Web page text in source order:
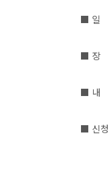
■ 일
■ 장
■ 내
■ 신청